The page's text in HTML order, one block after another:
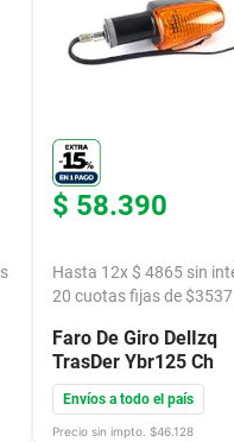
$ 58.390
Hasta 12x $ 4865 sin
20 cuotas fijas de $3537
Faro De Giro DelIzq
TrasDer Ybr125 Ch
Envíos a todo el país
Precio sin impto. $46.128